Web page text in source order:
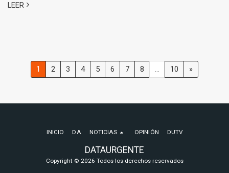
LEER
1 2 3 4 5 6 7 8 ... 10 »
DATAURGENTE
Copyright © 2026 Todos los derechos reservados
INICIO DA NOTICIAS OPINIÓN DUTV